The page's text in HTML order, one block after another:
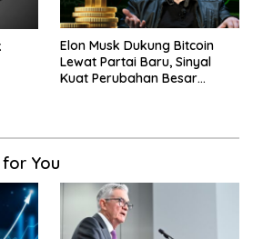
Elon Musk Dukung Bitcoin
Lewat Partai Baru, Sinyal
Kuat Perubahan Besar
You